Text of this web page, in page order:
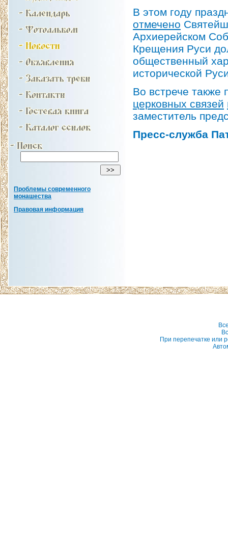
Проблемы современного
монашества
Правовая информация
В этом году
отмечено
Архиерейском
Крещения Руси
общественный
исторической
Во встрече также
церковных связей
заместитель
Пресс-служба
При перепечатке или